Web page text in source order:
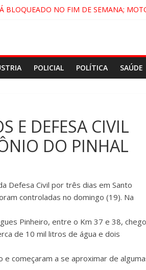
BLOQUEADO NO FIM DE SEMANA;
NO VALE”, AFIRMA PROMOTOR DO
POLICIAL POLÍTICA SAÚDE
E DEFESA CIVIL
DO PINHAL
Defesa Civil por três dias em Santo
controladas no domingo (19). Na
Pinheiro, entre o Km 37 e 38,
de 10 mil litros de água e dois
começaram a se aproximar de